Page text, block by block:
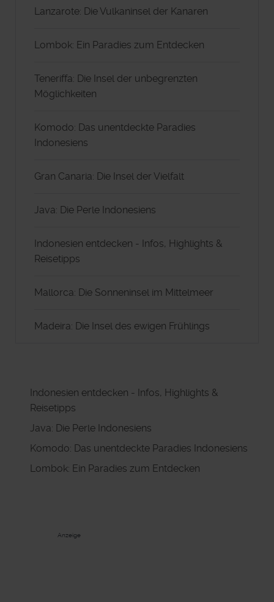
Lanzarote: Die Vulkaninsel der Kanaren
Lombok: Ein Paradies zum Entdecken
Teneriffa: Die Insel der unbegrenzten
Möglichkeiten
Komodo: Das unentdeckte Paradies
Indonesiens
Gran Canaria: Die Insel der Vielfalt
Java: Die Perle Indonesiens
Indonesien entdecken - Infos, Highlights &
Reisetipps
Mallorca: Die Sonneninsel im Mittelmeer
Madeira: Die Insel des ewigen Frühlings
Indonesien entdecken - Infos, Highlights &
Reisetipps
Java: Die Perle Indonesiens
Komodo: Das unentdeckte Paradies Indonesiens
Lombok: Ein Paradies zum Entdecken
Anzeige